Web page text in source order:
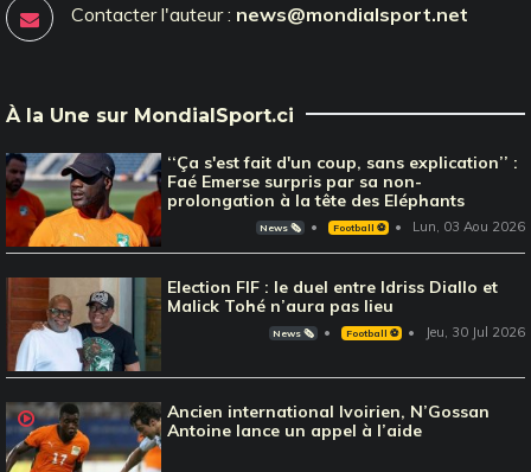
Contacter l'auteur : news@mondialsport.net
À la Une sur MondialSport.ci
‘‘Ça s'est fait d'un coup, sans explication’’ :
Faé Emerse surpris par sa non-
prolongation à la tête des Eléphants
News 🗞️ Football ⚽️ Lun, 03 Aou 2026
Election FIF : le duel entre Idriss Diallo et
Malick Tohé n’aura pas lieu
News 🗞️ Football ⚽️ Jeu, 30 Jul 2026
Ancien international Ivoirien, N’Gossan
Antoine lance un appel à l’aide